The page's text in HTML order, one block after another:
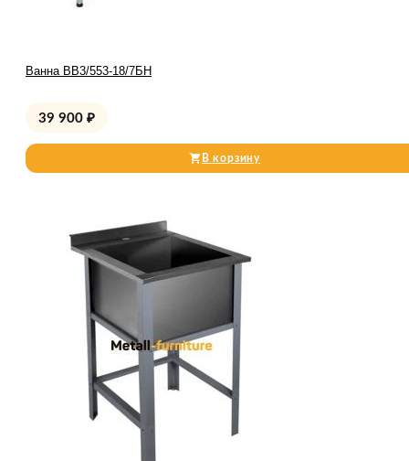
Ванна ВВ3/553-18/7БН
39 900 ₽
В корзину